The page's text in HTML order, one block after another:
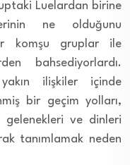
Luelardan birine
ne olduğunu
komşu gruplar ile
bahsediyorlardı.
ilişkiler içinde
bir geçim yolları,
ve dinleri
tanımlamak neden